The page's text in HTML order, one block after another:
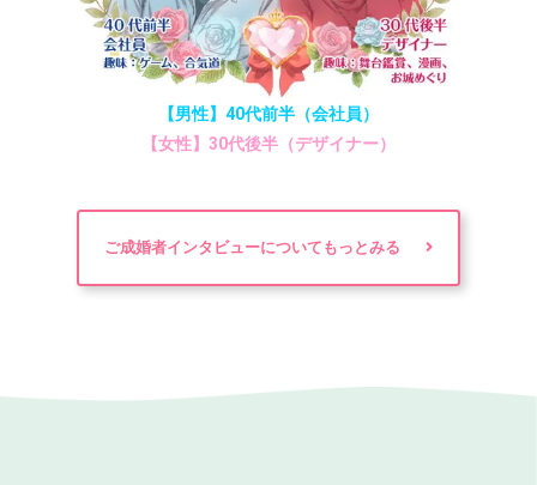
【男性】40代前半（会社員）
【女性】30代後半（デザイナー）
ご成婚者インタビューについてもっとみる